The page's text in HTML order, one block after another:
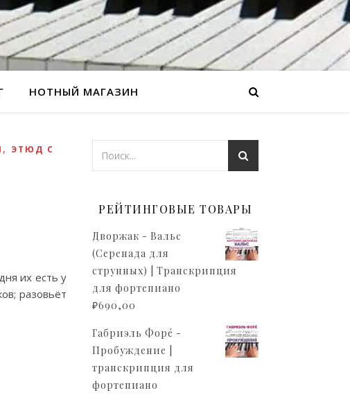
НОТНЫЙ МАГАЗИН
, ЭТЮД С
их есть у
разовьёт
РЕЙТИНГОВЫЕ ТОВАРЫ
Дворжак - Вальс
(Серенада для
струнных) | Транскрипция
для фортепиано
₽690,00
Габриэль Форé -
Пробуждение |
транскрипция для
фортепиано